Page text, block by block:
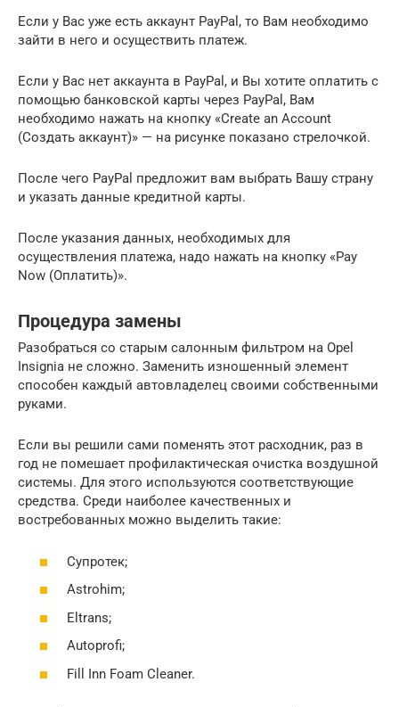
Если у Вас уже есть аккаунт PayPal, то Вам необходимо
зайти в него и осуществить платеж.
Если у Вас нет аккаунта в PayPal, и Вы хотите оплатить с
помощью банковской карты через PayPal, Вам
необходимо нажать на кнопку «Create an Account
(Создать аккаунт)» — на рисунке показано стрелочкой.
После чего PayPal предложит вам выбрать Вашу страну
и указать данные кредитной карты.
После указания данных, необходимых для
осуществления платежа, надо нажать на кнопку «Pay
Now (Оплатить)».
Процедура замены
Разобраться со старым салонным фильтром на Opel
Insignia не сложно. Заменить изношенный элемент
способен каждый автовладелец своими собственными
руками.
Если вы решили сами поменять этот расходник, раз в
год не помешает профилактическая очистка воздушной
системы. Для этого используются соответствующие
средства. Среди наиболее качественных и
востребованных можно выделить такие:
Супротек;
Astrohim;
Eltrans;
Autoprofi;
Fill Inn Foam Cleaner.